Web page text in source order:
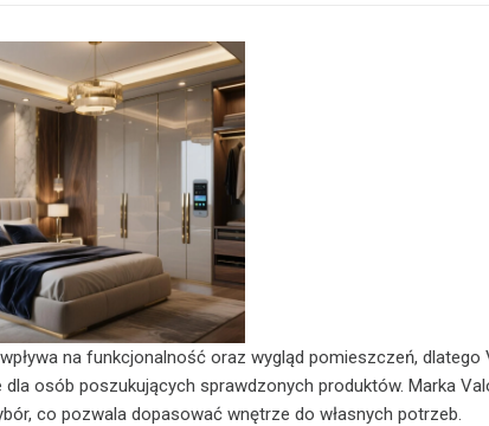
na funkcjonalność oraz wygląd pomieszczeń, dlatego
osób poszukujących sprawdzonych produktów. Marka
co pozwala dopasować wnętrze do własnych potrzeb.